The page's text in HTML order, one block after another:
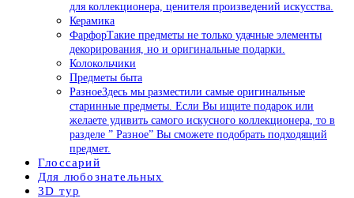
для коллекционера, ценителя произведений искусства.
Керамика
ФарфорТакие предметы не только удачные элементы
декорирования, но и оригинальные подарки.
Колокольчики
Предметы быта
РазноеЗдесь мы разместили самые оригинальные
старинные предметы. Если Вы ищите подарок или
желаете удивить самого искусного коллекционера, то в
разделе ” Разное” Вы сможете подобрать подходящий
предмет.
Глоссарий
Для любознательных
3D тур